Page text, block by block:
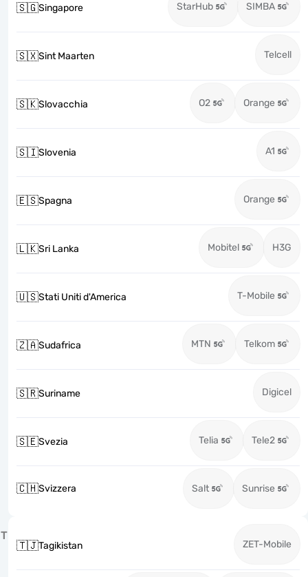
🇸🇬Singapore StarHub SIMBA
🇸🇽Sint Maarten Telcell
🇸🇰Slovacchia O2 Orange
🇸🇮Slovenia A1
🇪🇸Spagna Orange
🇱🇰Sri Lanka Mobitel H3G
🇺🇸Stati Uniti d'America T-Mobile
🇿🇦Sudafrica MTN Telkom
🇸🇷Suriname Digicel
🇸🇪Svezia Telia Tele2
🇨🇭Svizzera Salt Sunrise
T
🇹🇯Tagikistan ZET-Mobile